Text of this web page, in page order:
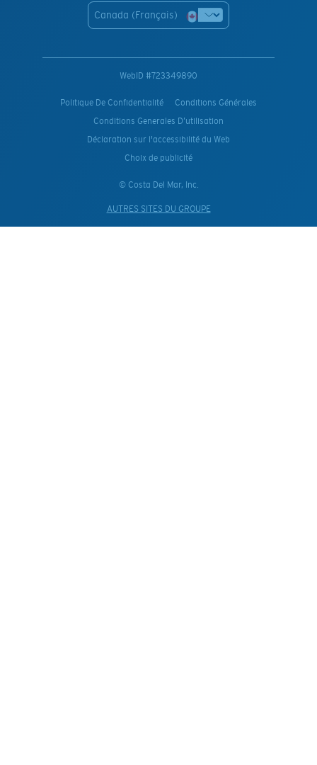
Canada (Français)
WebID #723349890
Politique De Confidentialité
Conditions Générales
Conditions Generales D’utilisation
Déclaration sur l'accessibilité du Web
Choix de publicité
© Costa Del Mar, Inc.
AUTRES SITES DU GROUPE